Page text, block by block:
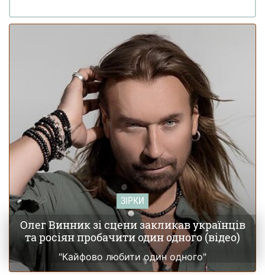
Леся Нікітюк таємно народила первістка:
батько дитини поділився своїми першими емоціями
ЗІРКИ
Олег Винник зі сцени закликав українців
та росіян пробачити один одного (відео)
"Кайфово любити один одного"